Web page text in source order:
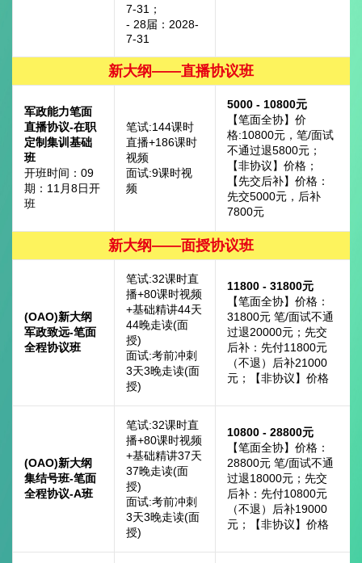
7-31；
- 28届：2028-
7-31
新大纲——直播协议班
军政能力笔面
直播协议-在职
定制集训基础
班
开班时间：09
期：11月8日开
班
笔试:144课时
直播+186课时
视频
面试:9课时视
频
5000 - 10800元
【笔面全协】价
格:10800元，笔/面试
不通过退5800元；
【非协议】价格；
【先交后补】价格：
先交5000元，后补
7800元
新大纲——面授协议班
(OAO)新大纲
军政致远-笔面
全程协议班
笔试:32课时直
播+80课时视频
+基础精讲44天
44晚走读(面
授)
面试:考前冲刺
3天3晚走读(面
授)
11800 - 31800元
【笔面全协】价格：
31800元 笔/面试不通
过退20000元；先交
后补：先付11800元
（不退）后补21000
元；【非协议】价格
(OAO)新大纲
集结号班-笔面
全程协议-A班
笔试:32课时直
播+80课时视频
+基础精讲37天
37晚走读(面
授)
面试:考前冲刺
3天3晚走读(面
授)
10800 - 28800元
【笔面全协】价格：
28800元 笔/面试不通
过退18000元；先交
后补：先付10800元
（不退）后补19000
元；【非协议】价格